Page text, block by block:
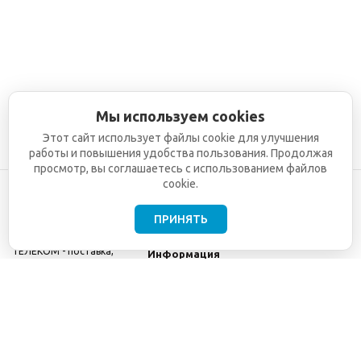
ТЕЛЕКОМ - поставка,
Информация
Мы используем cookies
Этот сайт использует файлы cookie для улучшения
работы и повышения удобства пользования. Продолжая
просмотр, вы соглашаетесь с использованием файлов
cookie.
ПРИНЯТЬ